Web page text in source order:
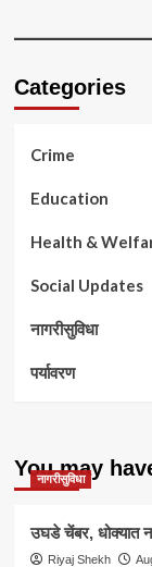
Categories
Crime
Education
Health &
Social Updates
नागरीसुविधा
पर्यावरण
You may
नागरीसुविधा
उघडे चेंबर, धोक्यात
Riyaj Shekh